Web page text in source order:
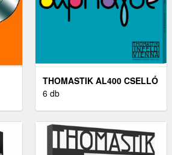
THOMASTIK AL400 CSELLÓ
HÚR
6 db